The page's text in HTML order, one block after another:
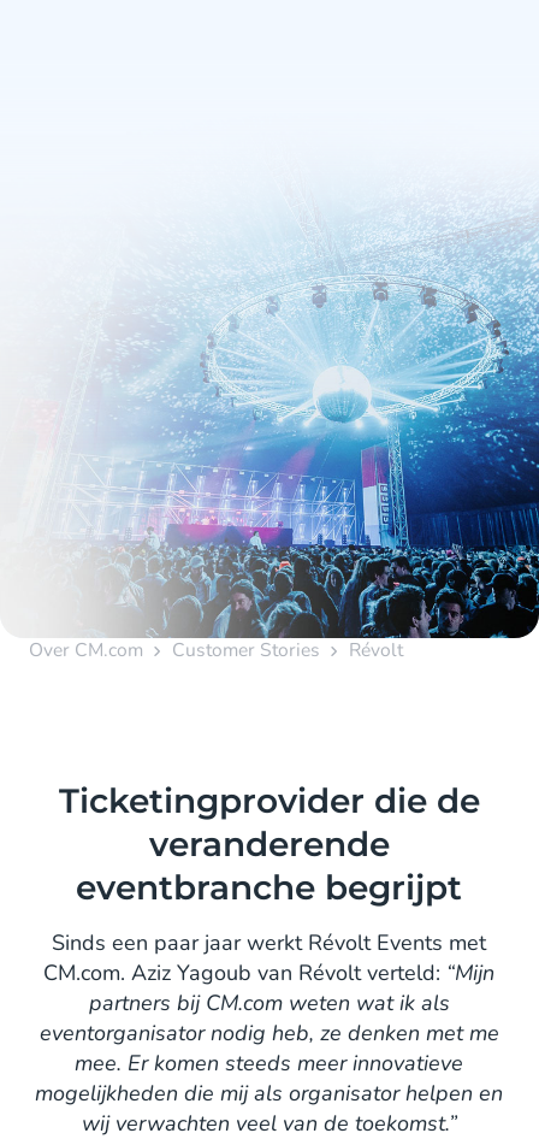
Over CM.com Customer Stories Révolt
Ticketingprovider die de
veranderende
eventbranche begrijpt
Sinds een paar jaar werkt Révolt Events met
CM.com. Aziz Yagoub van Révolt verteld: “Mijn
partners bij CM.com weten wat ik als
eventorganisator nodig heb, ze denken met me
mee. Er komen steeds meer innovatieve
mogelijkheden die mij als organisator helpen en
wij verwachten veel van de toekomst.”